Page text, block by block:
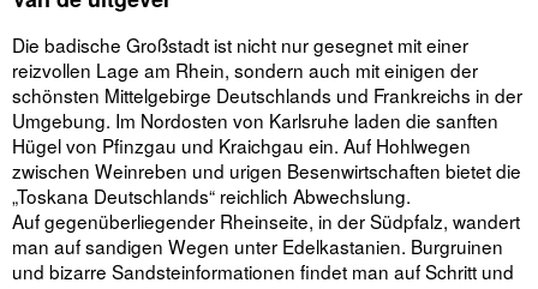
Die badische Großstadt ist nicht nur gesegnet mit einer
reizvollen Lage am Rhein, sondern auch mit einigen der
schönsten Mittelgebirge Deutschlands und Frankreichs in der
Umgebung. Im Nordosten von Karlsruhe laden die sanften
Hügel von Pfinzgau und Kraichgau ein. Auf Hohlwegen
zwischen Weinreben und urigen Besenwirtschaften bietet die
„Toskana Deutschlands“ reichlich Abwechslung.
Auf gegenüberliegender Rheinseite, in der Südpfalz, wandert
man auf sandigen Wegen unter Edelkastanien. Burgruinen
und bizarre Sandsteinformationen findet man auf Schritt und